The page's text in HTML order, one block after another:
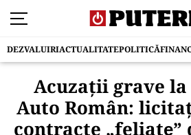
DEZVALUIRIACTUALITATEPOLITICĂ
Acuzații grave
Auto Român:
contracte „feliatе”